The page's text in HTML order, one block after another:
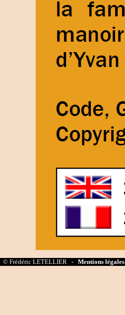
© Frédéric LETELLIER - Mentions légales